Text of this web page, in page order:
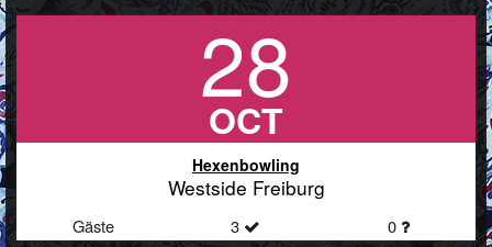
28
OCT
Hexenbowling
Westside Freiburg
Gäste 3 0